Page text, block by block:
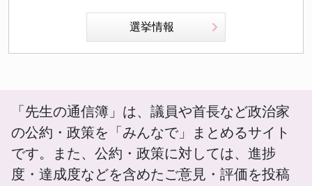
選挙情報
「先生の通信簿」は、議員や首長など政治家
の公約・政策を「みんなで」まとめるサイト
です。また、公約・政策に対しては、進捗
度・達成度などを含めたご意見・評価を投稿